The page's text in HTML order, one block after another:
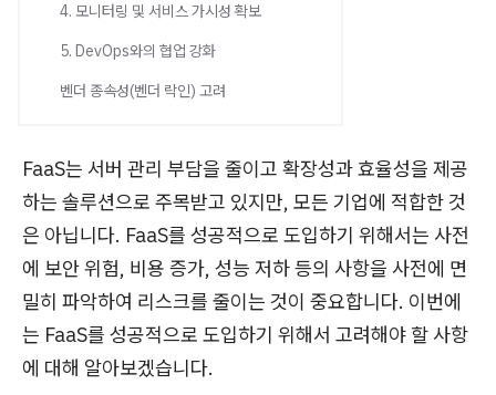
4. 모니터링 및 서비스 가시성 확보
5. DevOps와의 협업 강화
벤더 종속성(벤더 락인) 고려
​FaaS는 서버 관리 부담을 줄이고 확장성과 효율성을 제공
하는 솔루션으로 주목받고 있지만, 모든 기업에 적합한 것
은 아닙니다. FaaS를 성공적으로 도입하기 위해서는 사전
에 보안 위험, 비용 증가, 성능 저하 등의 사항을 사전에 면
밀히 파악하여 리스크를 줄이는 것이 중요합니다. 이번에
는 FaaS를 성공적으로 도입하기 위해서 고려해야 할 사항
에 대해 알아보겠습니다.